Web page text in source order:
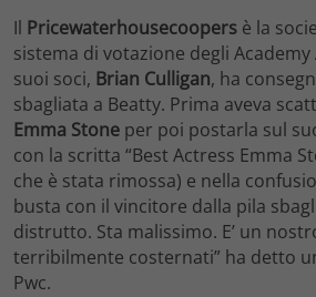
Il Pricewaterhousecoopers è la
sistema di votazione degli
suoi soci, Brian Culligan, ha
sbagliata a Beatty. Prima aveva
Emma Stone per poi postarla sul
con la scritta “Best Actress Emma
che è stata rimossa) e nella
busta con il vincitore dalla pila
distrutto. Sta malissimo. E’ un
terribilmente costernati” ha detto
Pwc.